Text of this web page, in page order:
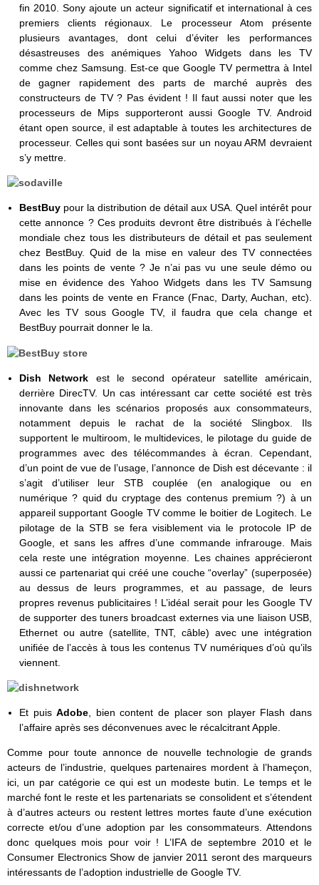
fin 2010. Sony ajoute un acteur significatif et international à ces
premiers clients régionaux. Le processeur Atom présente
plusieurs avantages, dont celui d’éviter les performances
désastreuses des anémiques Yahoo Widgets dans les TV
comme chez Samsung. Est-ce que Google TV permettra à Intel
de gagner rapidement des parts de marché auprès des
constructeurs de TV ? Pas évident ! Il faut aussi noter que les
processeurs de Mips supporteront aussi Google TV. Android
étant open source, il est adaptable à toutes les architectures de
processeur. Celles qui sont basées sur un noyau ARM devraient
s’y mettre.
BestBuy pour la distribution de détail aux USA. Quel intérêt pour
cette annonce ? Ces produits devront être distribués à l’échelle
mondiale chez tous les distributeurs de détail et pas seulement
chez BestBuy. Quid de la mise en valeur des TV connectées
dans les points de vente ? Je n’ai pas vu une seule démo ou
mise en évidence des Yahoo Widgets dans les TV Samsung
dans les points de vente en France (Fnac, Darty, Auchan, etc).
Avec les TV sous Google TV, il faudra que cela change et
BestBuy pourrait donner le la.
Dish Network est le second opérateur satellite américain,
derrière DirecTV. Un cas intéressant car cette société est très
innovante dans les scénarios proposés aux consommateurs,
notamment depuis le rachat de la société Slingbox. Ils
supportent le multiroom, le multidevices, le pilotage du guide de
programmes avec des télécommandes à écran. Cependant,
d’un point de vue de l’usage, l’annonce de Dish est décevante : il
s’agit d’utiliser leur STB couplée (en analogique ou en
numérique ? quid du cryptage des contenus premium ?) à un
appareil supportant Google TV comme le boitier de Logitech. Le
pilotage de la STB se fera visiblement via le protocole IP de
Google, et sans les affres d’une commande infrarouge. Mais
cela reste une intégration moyenne. Les chaines apprécieront
aussi ce partenariat qui créé une couche “overlay” (superposée)
au dessus de leurs programmes, et au passage, de leurs
propres revenus publicitaires ! L’idéal serait pour les Google TV
de supporter des tuners broadcast externes via une liaison USB,
Ethernet ou autre (satellite, TNT, câble) avec une intégration
unifiée de l’accès à tous les contenus TV numériques d’où qu’ils
viennent.
Et puisAdobe , bien content de placer son player Flash dans
l’affaire après ses déconvenues avec le récalcitrant Apple.
Comme pour toute annonce de nouvelle technologie de grands
acteurs de l’industrie, quelques partenaires mordent à l’hameçon,
ici, un par catégorie ce qui est un modeste butin. Le temps et le
marché font le reste et les partenariats se consolident et s’étendent
à d’autres acteurs ou restent lettres mortes faute d’une exécution
correcte et/ou d’une adoption par les consommateurs. Attendons
donc quelques mois pour voir ! L’IFA de septembre 2010 et le
Consumer Electronics Show de janvier 2011 seront des marqueurs
intéressants de l’adoption industrielle de Google TV.